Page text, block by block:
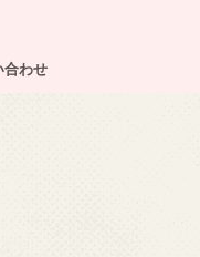
合わせ